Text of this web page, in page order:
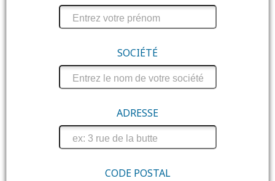
SOCIÉTÉ
ADRESSE
CODE POSTAL